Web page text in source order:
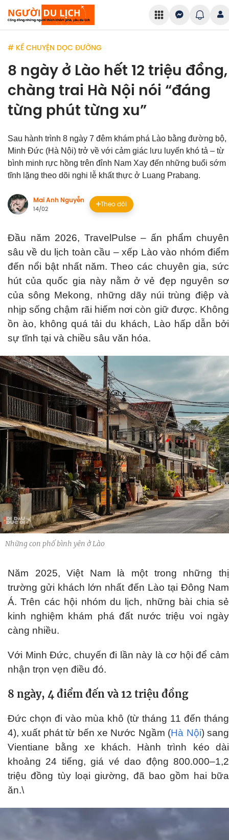
# KỂ CHUYỆN DỌC ĐƯỜNG
8 ngày ở Lào hết 12 triệu đồng,
chàng trai Hà Nội nói “đáng
từng phút từng xu”
Sau hành trình 8 ngày 7 đêm khám phá Lào bằng đường bộ,
Minh Đức (Hà Nội) trở về với cảm giác lưu luyến khó tả – từ
bình minh rực hồng trên đỉnh Nam Xay đến những buổi sớm
tĩnh lặng theo dõi nghi lễ khất thực ở Luang Prabang.
Mai Anh Nguyễn
14/02
Theo dõi
Đầu năm 2026, TravelPulse – ấn phẩm chuyên
sâu về du lịch toàn cầu – xếp Lào vào nhóm điểm
đến nổi bật nhất năm. Theo các chuyên gia, sức
hút của quốc gia này nằm ở vẻ đẹp nguyên sơ
của sông Mekong, những dãy núi trùng điệp và
nhịp sống chậm rãi hiếm nơi còn giữ được. Không
ồn ào, không quá tải du khách, Lào hấp dẫn bởi
sự tĩnh tại và chiều sâu văn hóa.
Những con phố bình yên ở Lào
Năm 2025, Việt Nam là một trong những thị
trường gửi khách lớn nhất đến Lào tại Đông Nam
Á. Trên các hội nhóm du lịch, những bài chia sẻ
kinh nghiệm khám phá đất nước triệu voi ngày
càng nhiều.
Với Minh Đức, chuyến đi lần này là cơ hội để cảm
nhận trọn vẹn điều đó.
8 ngày, 4 điểm đến và 12 triệu đồng
Đức chọn đi vào mùa khô (từ tháng 11 đến tháng
4), xuất phát từ bến xe Nước Ngầm (Hà Nội) sang
Vientiane bằng xe khách. Hành trình kéo dài
khoảng 24 tiếng, giá vé dao động 800.000–1,2
triệu đồng tùy loại giường, đã bao gồm hai bữa
ăn.\